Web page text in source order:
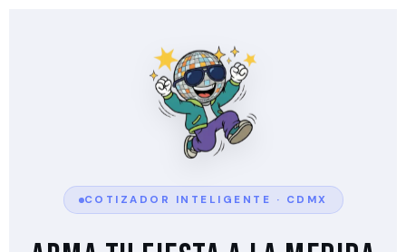
COTIZADOR INTELIGENTE · CDMX